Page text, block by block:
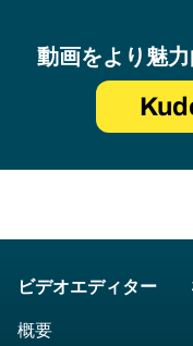
動画をより魅
ビデオエディター
概要